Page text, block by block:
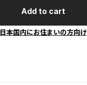
Add to cart
日本国内にお住まいの方向け